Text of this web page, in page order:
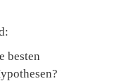
besten